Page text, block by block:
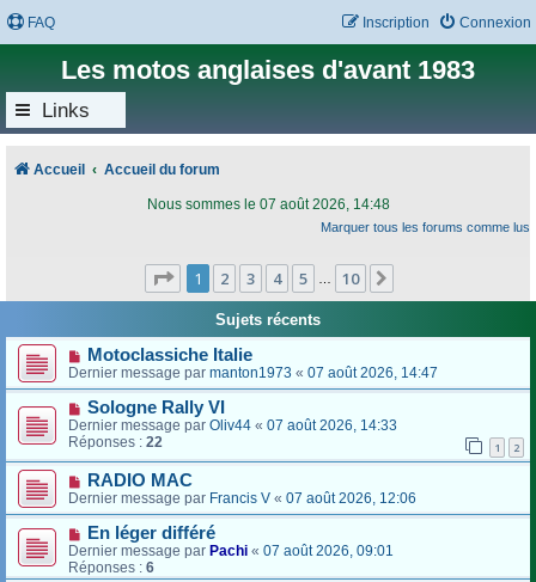
FAQ Connexion
Inscription
Les motos anglaises d'avant 1983
Links
Accueil Accueil du forum
Nous sommes le 07 août 2026, 14:48
Marquer tous les forums comme lus
Page 1sur
1 2 3 4 5 10
Sujets récents
Motoclassiche Italie
Dernier message par manton1973 « 07 août 2026, 14:47
Sologne Rally VI
Dernier message par Oliv44 « 07 août 2026, 14:33
Réponses : 22 1 2
RADIO MAC
Dernier message par Francis V « 07 août 2026, 12:06
En léger différé
Dernier message par Pachi « 07 août 2026, 09:01
Réponses : 6